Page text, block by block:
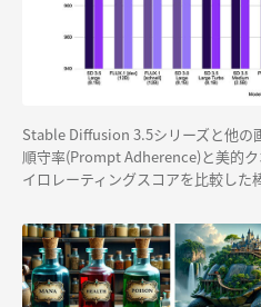
Stable Diffusion 3.5シリーズと他の
順守率(Prompt Adherence)と美的
イロレーティングスコアを比較した